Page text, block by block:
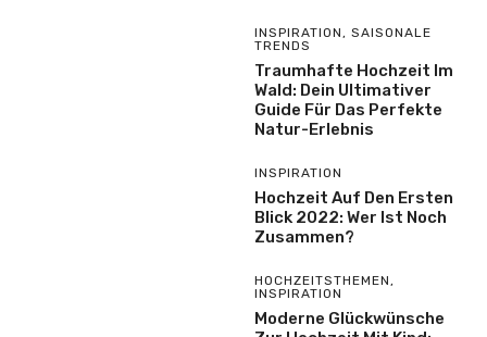
INSPIRATION , SAISONALE
TRENDS
Traumhafte Hochzeit Im
Wald: Dein Ultimativer
Guide Für Das Perfekte
Natur-Erlebnis
INSPIRATION
Hochzeit Auf Den Ersten
Blick 2022: Wer Ist Noch
Zusammen?
HOCHZEITSTHEMEN ,
INSPIRATION
Moderne Glückwünsche